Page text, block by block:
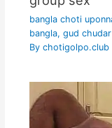
bangla choti
bangla, gud
By chotigolpo.club